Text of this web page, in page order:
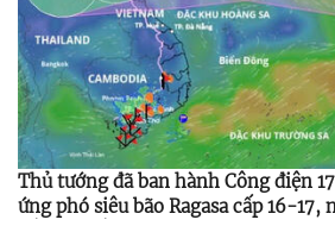
Thủ tướng đã ban hành Công điện
ứng phó siêu bão Ragasa cấp 16-17,